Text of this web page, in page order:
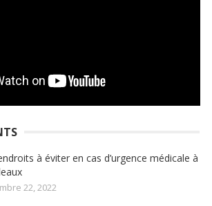
à éviter en cas d’urgence médicale à
22, 2022